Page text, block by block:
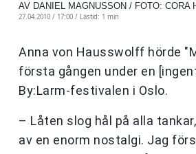
AV DANIEL MAGNUSSON / FOTO: CORA
27.04.2010 / 17:00 / Lästid: 1 min
Anna von Hausswolff hörde
första gången under en
By:Larm-festivalen i Oslo.
– Låten slog hål på alla
av en enorm nostalgi. Jag